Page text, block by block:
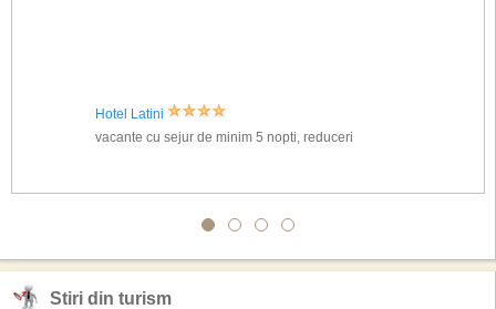
Hotel Latini
vacante cu sejur de minim 5 nopti, reduceri
Stiri din turism